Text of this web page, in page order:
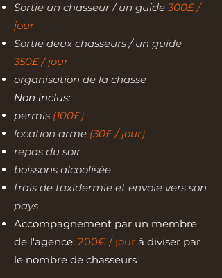
Sortie un chasseur / un guide 300£ /
jour
Sortie deux chasseurs / un guide
350£ / jour
organisation de la chasse
Non inclus:
permis (100£)
location arme (30£ / jour)
repas du soir
boissons alcoolisée
frais de taxidermie et envoie vers son
pays
Accompagnement par un membre
de l'agence: 200€ / jour à diviser par
le nombre de chasseurs